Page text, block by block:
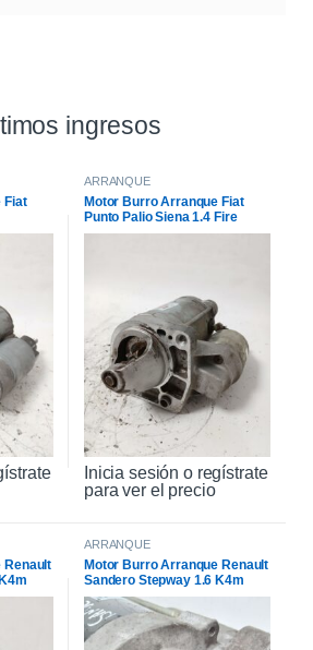
ingresos
Fiat
ARRANQUE
Motor Burro Arranque Fiat
Punto Palio Siena 1.4 Fire
Original
Inicia sesión o regístrate
para ver el precio
Renault
ARRANQUE
Motor Burro Arranque Renault
Sandero Stepway 1.6 K4m